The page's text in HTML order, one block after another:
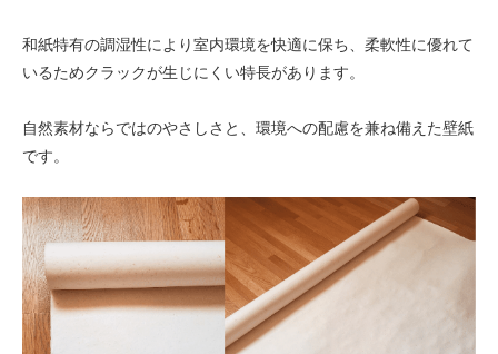
和紙特有の調湿性により室内環境を快適に保ち、柔軟性に優れて
いるためクラックが生じにくい特長があります。
自然素材ならではのやさしさと、環境への配慮を兼ね備えた壁紙
です。